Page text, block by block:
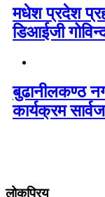
मधेश प्रदेश
डिआईजी
बुढानीलकण्ठ
कार्यक्रम
लोकप्रिय